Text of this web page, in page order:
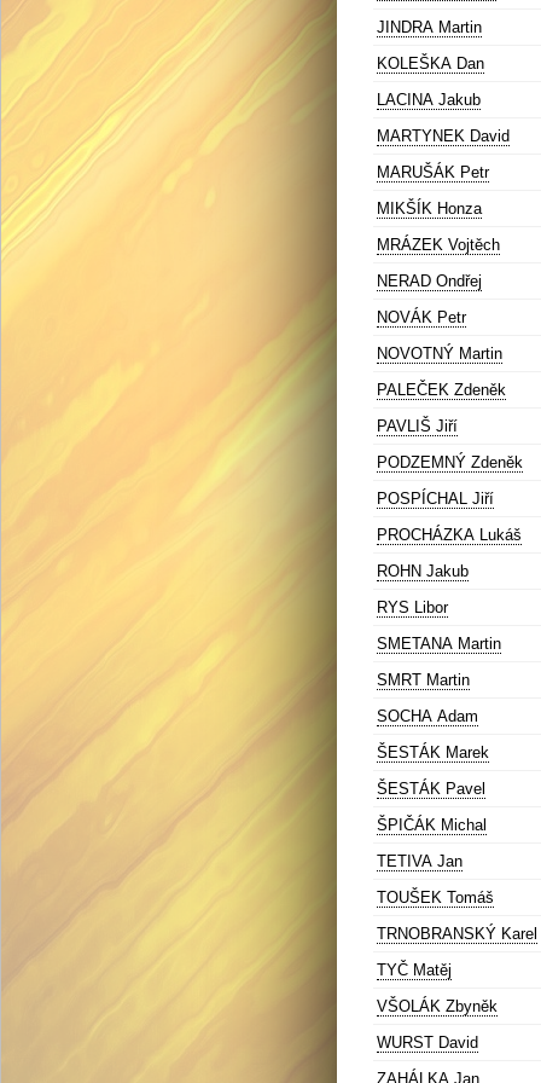
JINDRA Martin
KOLEŠKA Dan
LACINA Jakub
MARTYNEK David
MARUŠÁK Petr
MIKŠÍK Honza
MRÁZEK Vojtěch
NERAD Ondřej
NOVÁK Petr
NOVOTNÝ Martin
PALEČEK Zdeněk
PAVLIŠ Jiří
PODZEMNÝ Zdeněk
POSPÍCHAL Jiří
PROCHÁZKA Lukáš
ROHN Jakub
RYS Libor
SMETANA Martin
SMRT Martin
SOCHA Adam
ŠESTÁK Marek
ŠESTÁK Pavel
ŠPIČÁK Michal
TETIVA Jan
TOUŠEK Tomáš
TRNOBRANSKÝ Karel
TYČ Matěj
VŠOLÁK Zbyněk
WURST David
ZAHÁLKA Jan